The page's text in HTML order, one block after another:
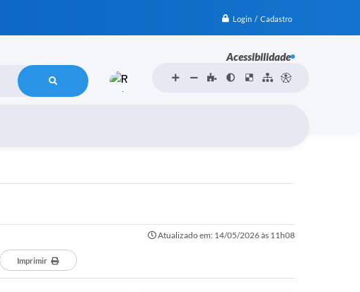
Login / Cadastro
Acessibilidade
Atualizado em: 14/05/2026 às 11h08
Imprimir